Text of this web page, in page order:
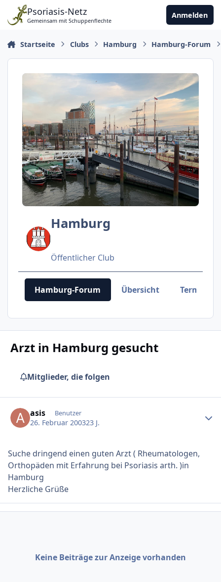
Zu Inhalt springen
Psoriasis-Netz
Gemeinsam mit Schuppenflechte
Anmelden
Startseite Clubs Hamburg Hamburg-Forum
Hamburg
Öffentlicher Club
Hamburg-Forum Übersicht Termine
Arzt in Hamburg gesucht
Mitglieder, die folgen
asis Benutzer
26. Februar 200323 J.
Suche dringend einen guten Arzt ( Rheumatologen,
Orthopäden mit Erfahrung bei Psoriasis arth. )in
Hamburg
Herzliche Grüße
Keine Beiträge zur Anzeige vorhanden